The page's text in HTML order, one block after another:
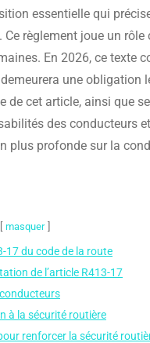
essentielle qui
règlement joue un
En 2026, ce texte
une
de cet article, ainsi que
des conducteurs
plus profonde sur la
masquer
17 du code de la route
de l’article R413-17
à la sécurité routière
renforcer la sécurité